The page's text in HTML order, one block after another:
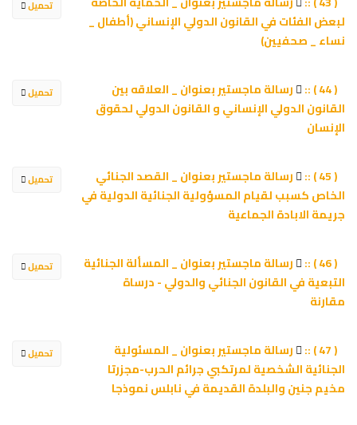
تحميل
لبعض الفئات في القانون الدولي الإنساني (أطفال _
نساء _ صحفيين)
تحميل
رسالة ماجستير بعنوان _ العلاقه بين
القانون الدولي الإنساني و القانون الدولي لحقوق
الإنسان
تحميل
رسالة ماجستير بعنوان _ القصد الجنائي
الخاص كسبب لقيام المسؤولية الجنائية الدولية في
جريمة الابادة الجماعية
تحميل
رسالة ماجستير بعنوان _ المسألة الجنائية
التبعية في القانون الجنائي والدولي - درساة
مقارنة
تحميل
رسالة ماجستير بعنوان _ المسئولية
الجنائية الشخصية لمرتكبي جرائم الحرب-مجزرتا
مخيم جنين والبلدة القديمة في نابلس نموذجا